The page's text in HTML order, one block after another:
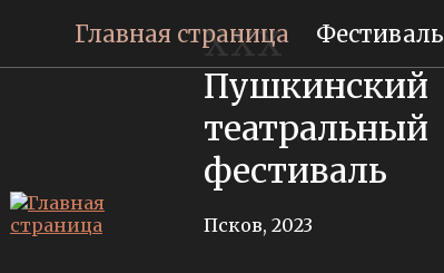
Главная страница Фестиваль
XXX
Пушкинский
театральный
фестиваль
Псков, 2023